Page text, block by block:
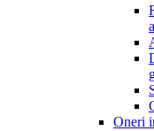
Oneri